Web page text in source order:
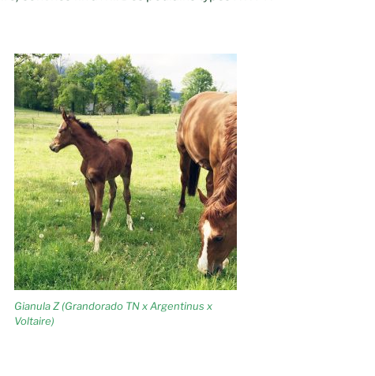
Gianula Z (Grandorado TN x Argentinus x
Voltaire)